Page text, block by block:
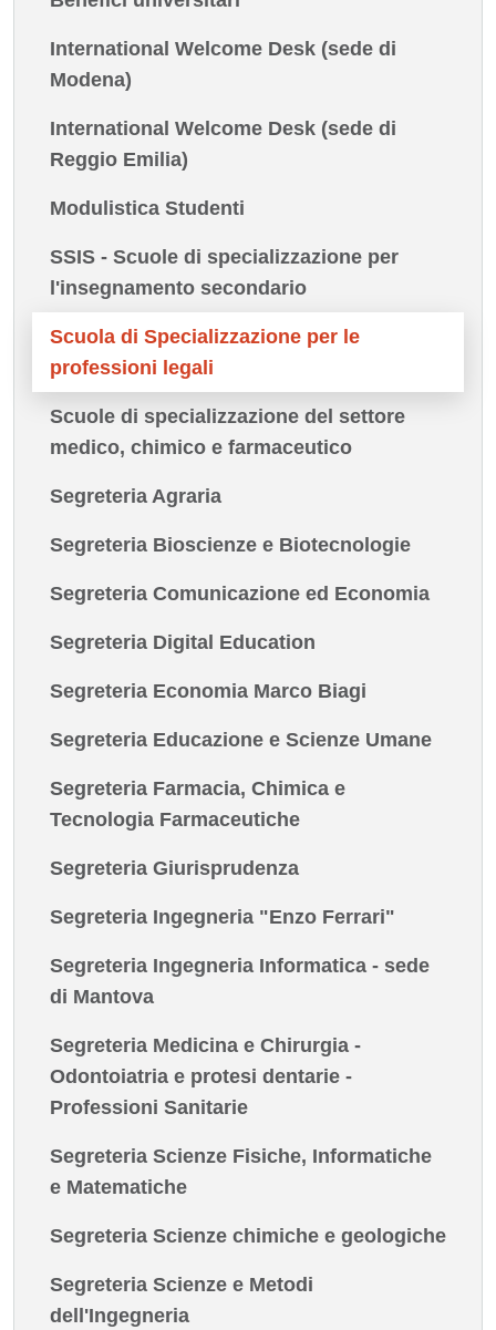
International Welcome Desk (sede di
Modena)
International Welcome Desk (sede di
Reggio Emilia)
Modulistica Studenti
SSIS - Scuole di specializzazione per
l'insegnamento secondario
Scuola di Specializzazione per le
professioni legali
Scuole di specializzazione del settore
medico, chimico e farmaceutico
Segreteria Agraria
Segreteria Bioscienze e Biotecnologie
Segreteria Comunicazione ed Economia
Segreteria Digital Education
Segreteria Economia Marco Biagi
Segreteria Educazione e Scienze Umane
Segreteria Farmacia, Chimica e
Tecnologia Farmaceutiche
Segreteria Giurisprudenza
Segreteria Ingegneria "Enzo Ferrari"
Segreteria Ingegneria Informatica - sede
di Mantova
Segreteria Medicina e Chirurgia -
Odontoiatria e protesi dentarie -
Professioni Sanitarie
Segreteria Scienze Fisiche, Informatiche
e Matematiche
Segreteria Scienze chimiche e geologiche
Segreteria Scienze e Metodi
dell'Ingegneria